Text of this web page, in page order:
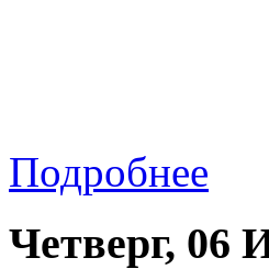
Подробнее
Четверг, 06